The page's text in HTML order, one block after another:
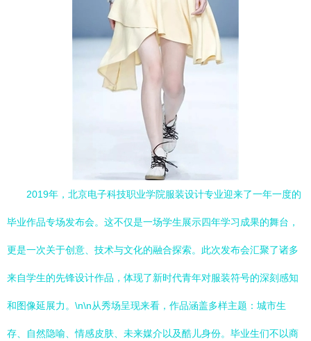
2019年，北京电子科技职业学院服装设计专业迎来了一年一度的
毕业作品专场发布会。这不仅是一场学生展示四年学习成果的舞台，
更是一次关于创意、技术与文化的融合探索。此次发布会汇聚了诸多
来自学生的先锋设计作品，体现了新时代青年对服装符号的深刻感知
和图像延展力。\n\n从秀场呈现来看，作品涵盖多样主题：城市生
存、自然隐喻、情感皮肤、未来媒介以及酷儿身份。毕业生们不以商